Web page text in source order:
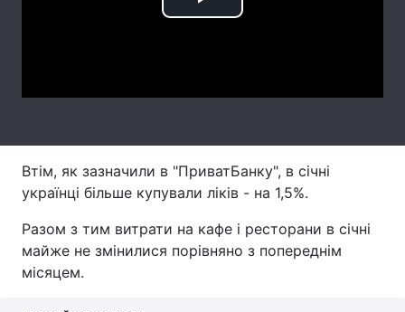
Тема оформлення
Play
Втім, як зазначили в "ПриватБанку", в січні
українці більше купували ліків - на 1,5%.
Разом з тим витрати на кафе і ресторани в січні
майже не змінилися порівняно з попереднім
місяцем.